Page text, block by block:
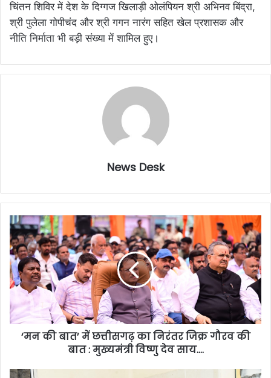
चिंतन शिविर में देश के दिग्गज खिलाड़ी ओलंपियन श्री अभिनव बिंद्रा,
श्री पुलेला गोपीचंद और श्री गगन नारंग सहित खेल प्रशासक और
नीति निर्माता भी बड़ी संख्या में शामिल हुए।
News Desk
‘मन की बात’ में छत्तीसगढ़ का निरंतर जिक्र गौरव की
बात : मुख्यमंत्री विष्णु देव साय….